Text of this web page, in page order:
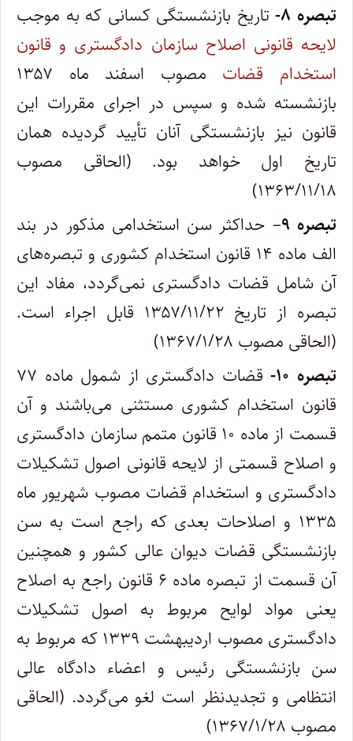
تبصره ۸- تاریخ بازنشستگی کسانی که به موجب
لایحه قانونی اصلاح سازمان دادگستری و قانون
استخدام قضات
مصوب اسفند ماه ۱۳۵۷
بازنشسته شده و سپس در اجرای مقررات این
قانون نیز بازنشستگی آنان تأیید گردیده همان
تاریخ اول خواهد بود. (الحاقی مصوب
۱۳۶۳/۱۱/۱۸)
تبصره۹– حداکثر سن استخدامی مذکور در بند
الف ماده ۱۴ قانون استخدام کشوری و تبصره‌های
آن شامل قضات دادگستری نمی‌گردد، مفاد این‌
تبصره از تاریخ ۱۳۵۷/۱۱/۲۲ قابل اجراء است.
(الحاقی مصوب ۱۳۶۷/۱/۲۸)
تبصره ۱۰-
قضات دادگستری از شمول ماده ۷۷
قانون استخدام کشوری مستثنی می‌باشند و آن
قسمت از ماده ۱۰ قانون متمم سازمان دادگستری
و ‌اصلاح قسمتی از لایحه قانونی اصول تشکیلات
دادگستری و استخدام قضات مصوب شهریور ماه
۱۳۳۵ و اصلاحات بعدی که راجع است به سن
‌بازنشستگی قضات دیوان عالی کشور و همچنین
آن قسمت از تبصره ماده ۶ قانون راجع به اصلاح
یعنی مواد لوایح مربوط به اصول تشکیلات
‌دادگستری مصوب اردیبهشت ۱۳۳۹ که مربوط به
سن بازنشستگی رئیس و اعضاء دادگاه عالی
انتظامی و تجدیدنظر است لغو می‌گردد. (الحاقی
مصوب ۱۳۶۷/۱/۲۸)